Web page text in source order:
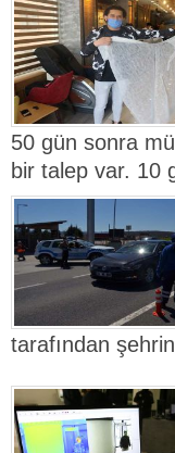
50 gün sonra
bir talep var. 10
tarafından